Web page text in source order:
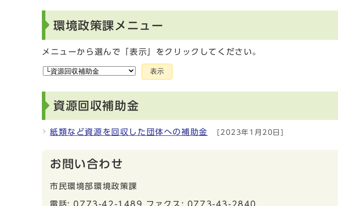
環境政策課メニュー
メニューから選んで「表示」をクリックしてください。
表示
資源回収補助金
紙類など資源を回収した団体への補助金 [2023年1月20日]
お問い合わせ
市民環境部環境政策課
電話: 0773-42-1489 ファクス: 0773-43-2840